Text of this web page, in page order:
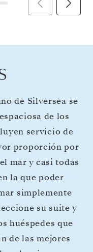
de Silversea se
de los
servicio de
proporción por
mar y casi todas
la que poder
simplemente
su suite y
huéspedes que
de las mejores